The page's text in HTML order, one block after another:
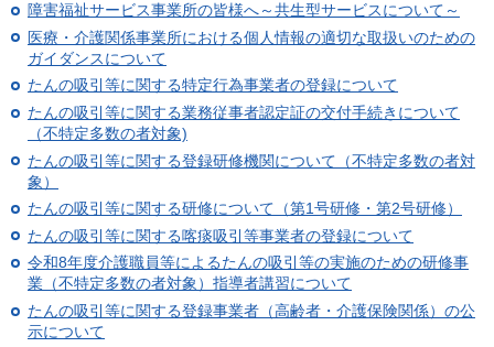
障害福祉サービス事業所の皆様へ～共生型サービスについて～
医療・介護関係事業所における個人情報の適切な取扱いのための
ガイダンスについて
たんの吸引等に関する特定行為事業者の登録について
たんの吸引等に関する業務従事者認定証の交付手続きについて
（不特定多数の者対象)
たんの吸引等に関する登録研修機関について（不特定多数の者対
象）
たんの吸引等に関する研修について（第1号研修・第2号研修）
たんの吸引等に関する喀痰吸引等事業者の登録について
令和8年度介護職員等によるたんの吸引等の実施のための研修事
業（不特定多数の者対象）指導者講習について
たんの吸引等に関する登録事業者（高齢者・介護保険関係）の公
示について